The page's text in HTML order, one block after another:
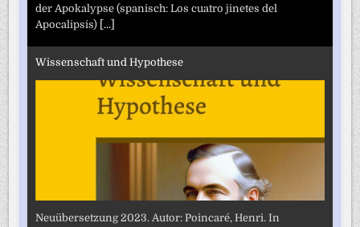
der Apokalypse (spanisch: Los cuatro jinetes del
Apocalipsis) [...]
Wissenschaft und Hypothese
Neuübersetzung 2023. Autor: Poincaré, Henri. In